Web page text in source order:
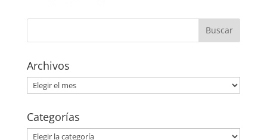
Archivos
Archivos
Categorías
Categorías